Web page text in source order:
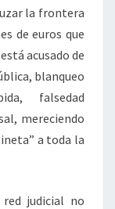
la frontera
de euros que
acusado de
blanqueo
falsedad
mereciendo
a toda la
judicial no